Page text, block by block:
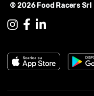
© 2026 Food Racers Srl